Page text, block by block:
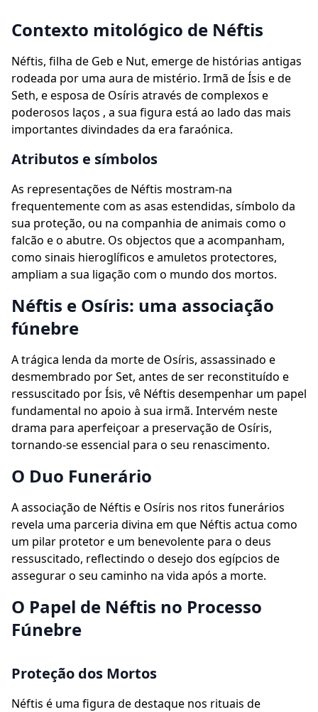
Contexto mitológico de Néftis
Néftis, filha de Geb e Nut, emerge de histórias antigas
rodeada por uma aura de mistério. Irmã de Ísis e de
Seth, e esposa de Osíris através de complexos e
poderosos laços , a sua figura está ao lado das mais
importantes divindades da era faraónica.
Atributos e símbolos
As representações de Néftis mostram-na
frequentemente com as asas estendidas, símbolo da
sua proteção, ou na companhia de animais como o
falcão e o abutre. Os objectos que a acompanham,
como sinais hieroglíficos e amuletos protectores,
ampliam a sua ligação com o mundo dos mortos.
Néftis e Osíris: uma associação
fúnebre
A trágica lenda da morte de Osíris, assassinado e
desmembrado por Set, antes de ser reconstituído e
ressuscitado por Ísis, vê Néftis desempenhar um papel
fundamental no apoio à sua irmã. Intervém neste
drama para aperfeiçoar a preservação de Osíris,
tornando-se essencial para o seu renascimento.
O Duo Funerário
A associação de Néftis e Osíris nos ritos funerários
revela uma parceria divina em que Néftis actua como
um pilar protetor e um benevolente para o deus
ressuscitado, reflectindo o desejo dos egípcios de
assegurar o seu caminho na vida após a morte.
O Papel de Néftis no Processo
Fúnebre
Proteção dos Mortos
Néftis é uma figura de destaque nos rituais de